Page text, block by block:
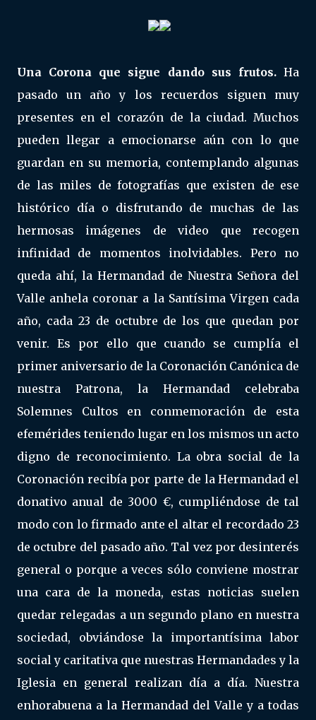
Una Corona que sigue dando sus frutos.Ha
pasado un año y los recuerdos siguen muy
presentes en el corazón de la ciudad. Muchos
pueden llegar a emocionarse aún con lo que
guardan en su memoria, contemplando algunas
de las miles de fotografías que existen de ese
histórico día o disfrutando de muchas de las
hermosas imágenes de video que recogen
infinidad de momentos inolvidables. Pero no
queda ahí, la Hermandad de Nuestra Señora del
Valle anhela coronar a la Santísima Virgen cada
año, cada 23 de octubre de los que quedan por
venir. Es por ello que cuando se cumplía el
primer aniversario de la Coronación Canónica de
nuestra Patrona, la Hermandad celebraba
Solemnes Cultos en conmemoración de esta
efemérides teniendo lugar en los mismos un acto
digno de reconocimiento. La obra social de la
Coronación recibía por parte de la Hermandad el
donativo anual de 3000 €, cumpliéndose de tal
modo con lo firmado ante el altar el recordado 23
de octubre del pasado año. Tal vez por desinterés
general o porque a veces sólo conviene mostrar
una cara de la moneda, estas noticias suelen
quedar relegadas a un segundo plano en nuestra
sociedad, obviándose la importantísima labor
social y caritativa que nuestras Hermandades y la
Iglesia en general realizan día a día. Nuestra
enhorabuena a la Hermandad del Valle y a todas